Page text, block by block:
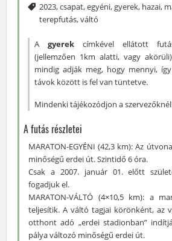
Címke
2023,csapat,egyéni,gyerek, hazai,
terepfutás,váltó
A gyerek címkével ellátott
(jellemzően 1km alatti, vagy
mindig adják meg, hogy mennyi,
távok között is fel van tüntetve.
Mindenki tájékozódjon a
A futás részletei
MARATON-EGYÉNI (42,3 km): Az
minőségű erdei út. Szintidő 6 óra.
Csak a 2007. január 01. előtt
fogadjuk el.
MARATON-VÁLTÓ (4×10,5 km): a
teljesítik. A váltó tagjai körönként, az
otthont adó „erdei stadionban”
pálya változó minőségű erdei út.